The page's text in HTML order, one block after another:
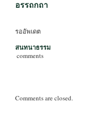
อรรถกถา
รออัพเดต
สนทนาธรรม
comments
Comments are closed.